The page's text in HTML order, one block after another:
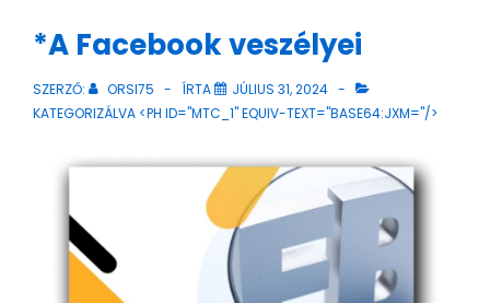
*A Facebook veszélyei
SZERZŐ: ORSI75 ÍRTA
JÚLIUS 31, 2024
KATEGORIZÁLVA <PH ID="MTC_1" EQUIV-TEXT="BASE64:JXM="/>